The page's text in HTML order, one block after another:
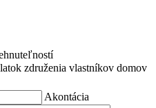
združenia vlastníkov domov
Akontácia